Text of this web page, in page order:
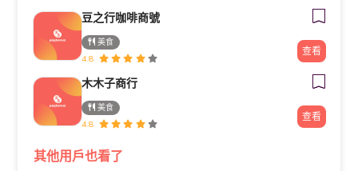
豆之行咖啡商號
美食
4.8
查看
木木子商行
美食
4.8
查看
其他用戶也看了